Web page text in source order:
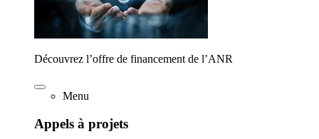
Découvrez l’offre de financement de l’ANR
Menu
Appels à projets